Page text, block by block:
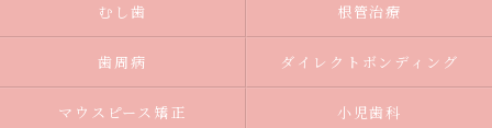
むし歯 根管治療
歯周病 ダイレクトボンディング
マウスピース矯正 小児歯科